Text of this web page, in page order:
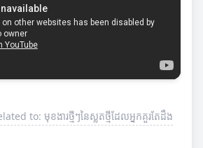
to: មុខងារថ្មីៗនៃស្លតថ្មីដែលអ្នកគួរតែដឹង